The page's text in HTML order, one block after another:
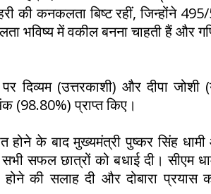
की कनकलता बिष्ट रहीं, जिन्होंने
भविष्य में वकील बनना चाहती हैं और
दिव्यम (उत्तरकाशी) और दीपा जोशी
(98.80%) प्राप्त किए।
होने के बाद मुख्यमंत्री पुष्कर सिंह
सभी सफल छात्रों को बधाई दी। सीएम
होने की सलाह दी और दोबारा प्रयास